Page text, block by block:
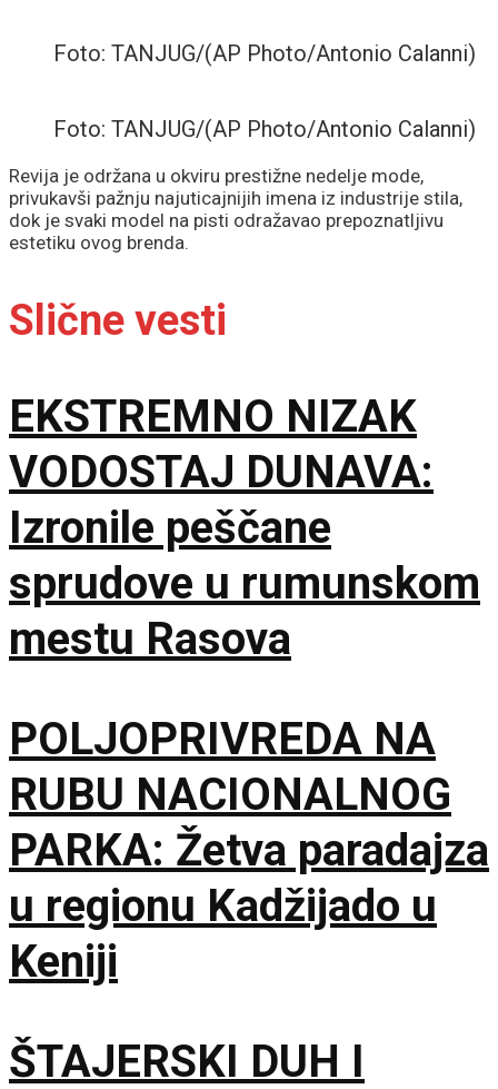
Foto: TANJUG/(AP Photo/Antonio Calanni)
Foto: TANJUG/(AP Photo/Antonio Calanni)
Revija je održana u okviru prestižne nedelje mode,
privukavši pažnju najuticajnijih imena iz industrije stila,
dok je svaki model na pisti odražavao prepoznatljivu
estetiku ovog brenda.
Slične vesti
EKSTREMNO NIZAK
VODOSTAJ DUNAVA:
Izronile peščane
sprudove u rumunskom
mestu Rasova
POLJOPRIVREDA NA
RUBU NACIONALNOG
PARKA: Žetva paradajza
u regionu Kadžijado u
Keniji
ŠTAJERSKI DUH I